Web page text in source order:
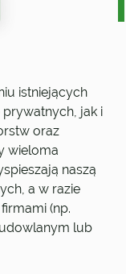
istniejących
jak i
oraz
wieloma
naszą
a w razie
(np.
lub